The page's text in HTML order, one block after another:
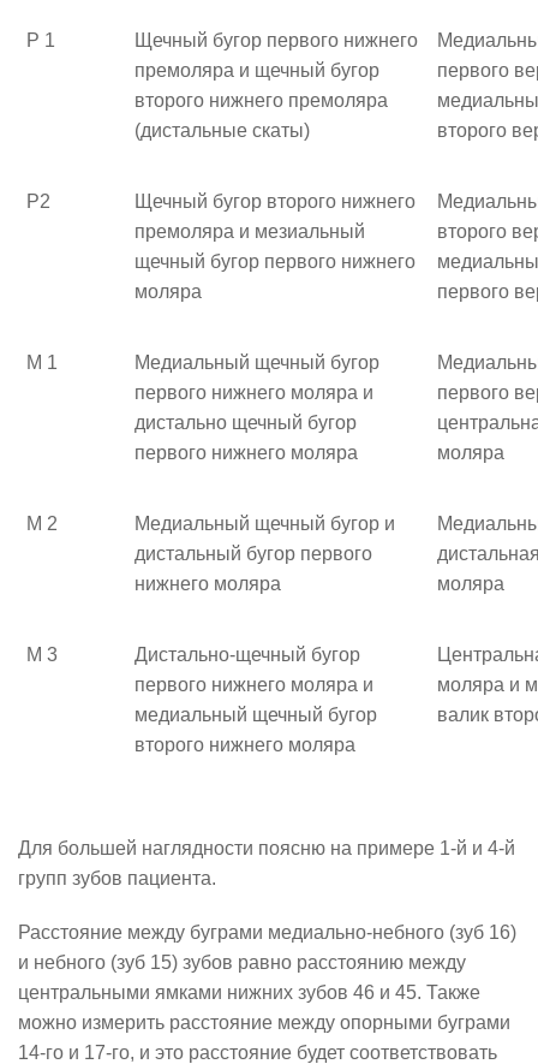
Р 1
Щечный бугор первого нижнего
премоляра и щечный бугор
второго нижнего премоляра
(дистальные скаты)
первого
второго
Р2
Щечный бугор второго нижнего
премоляра и мезиальный
щечный бугор первого нижнего
моляра
второго
первого
М 1
Медиальный щечный бугор
первого нижнего моляра и
дистально щечный бугор
первого нижнего моляра
первого
моляра
М 2
Медиальный щечный бугор и
дистальный бугор первого
нижнего моляра
моляра
М 3
Дистально-щечный бугор
первого нижнего моляра и
медиальный щечный бугор
второго нижнего моляра
моляра и
валик
Для большей наглядности поясню на примере 1-й и 4-й
групп зубов пациента.
Расстояние между буграми медиально-небного (зуб 16)
и небного (зуб 15) зубов равно расстоянию между
центральными ямками нижних зубов 46 и 45. Также
можно измерить расстояние между опорными буграми
14-го и 17-го, и это расстояние будет соответствовать